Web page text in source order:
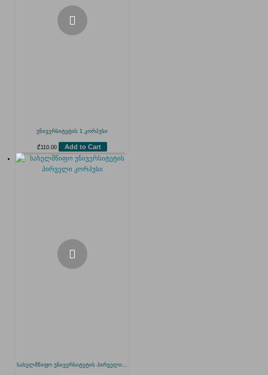
უნივერსიტეტის 1 კორპუსი
₾ 110.00 Add to Cart
სახელმწიფო უნივერსიტეტის პირველი...